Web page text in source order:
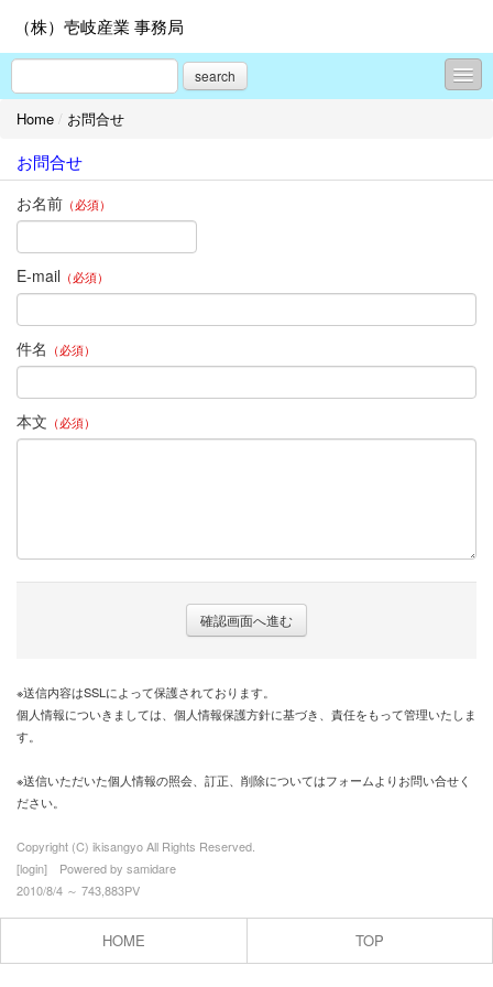
（株）壱岐産業 事務局
search
事務局ノート
プロフィール
お問合せ
Home / お問合せ
お問合せ
お名前 （必須）
E-mail （必須）
件名 （必須）
本文 （必須）
※送信内容はSSLによって保護されております。
個人情報についきましては、個人情報保護方針に基づき、責任をもって管理いたしま
す。
※送信いただいた個人情報の照会、訂正、削除についてはフォームよりお問い合せく
ださい。
Copyright (C) ikisangyo All Rights Reserved.
[login] Powered by samidare
2010/8/4 ～ 743,883PV
HOME TOP